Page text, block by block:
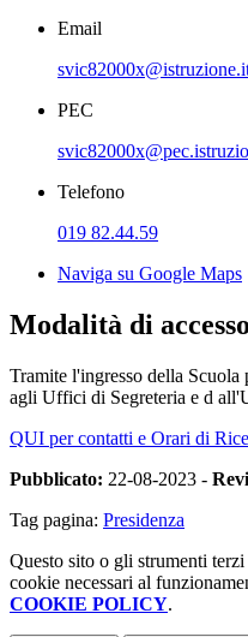
Email
PEC
Telefono
019 82.44.59
Naviga su Google Maps
Modalità di accesso
Tramite l'ingresso della
agli Uffici di Segreteria e d
QUI per contatti e Orari di
Pubblicato: 22-08-2023 -
Tag pagina: Presidenza
Questo sito o gli strumenti
cookie necessari al
COOKIE POLICY.